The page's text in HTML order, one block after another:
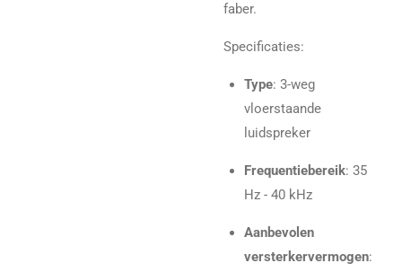
faber.
Specificaties:
Type: 3-weg
vloerstaande
luidspreker
Frequentiebereik: 35
Hz - 40 kHz
Aanbevolen
versterkervermogen: